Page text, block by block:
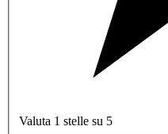
Valuta 1 stelle su 5